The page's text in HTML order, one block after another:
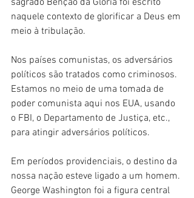
naquele contexto de glorificar a Deus em
meio à tribulação.
Nos países comunistas, os adversários
políticos são tratados como criminosos.
Estamos no meio de uma tomada de
poder comunista aqui nos EUA, usando
o FBI, o Departamento de Justiça, etc.,
para atingir adversários políticos.
Em períodos providenciais, o destino da
nossa nação esteve ligado a um homem.
George Washington foi a figura central